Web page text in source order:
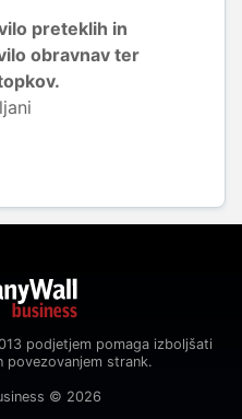
preteklih in
obravnav ter
podjetjem pomaga izboljšati
povezovanjem strank.
© 2026